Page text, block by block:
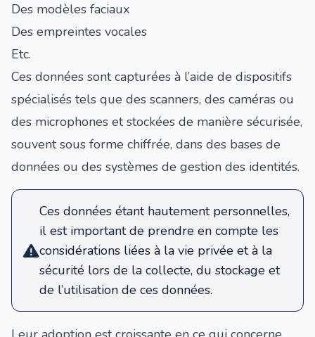
Des modèles faciaux
Des empreintes vocales
Etc.
Ces données sont capturées à l’aide de dispositifs
spécialisés tels que des scanners, des caméras ou
des microphones et stockées de manière sécurisée,
souvent sous forme chiffrée, dans des bases de
données ou des systèmes de gestion des identités.
Ces données étant hautement personnelles,
il est important de prendre en compte les
considérations liées à la vie privée et à la
sécurité lors de la collecte, du stockage et
de l’utilisation de ces données.